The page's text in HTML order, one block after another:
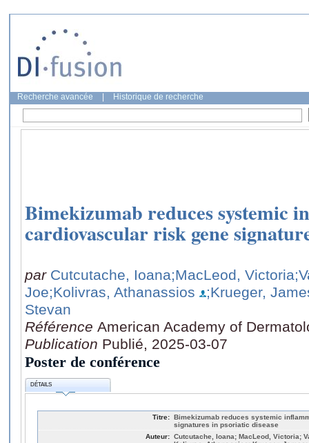
Recherche avancée Historique de recherche
Bimekizumab reduces systemic
cardiovascular risk gene
par Cutcutache, Ioana;MacLeod, Victoria
Joe;Kolivras, Athanassios
;Krueger,
Stevan
Référence American Academy of
Publication Publié, 2025-03-07
Poster de conférence
DÉTAILS
Titre: Bimekizumab reduces systemic
signatures in psoriatic disease
Auteur: Cutcutache, Ioana; MacLeod, Victoria;